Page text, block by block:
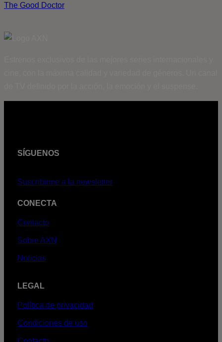
The Good Doctor
SÍGUENOS
Suscribirme a la newsletter
CONECTA
Contacto
Sobre AXN
Noticias
LEGAL
Política de privacidad
Condiciones de uso